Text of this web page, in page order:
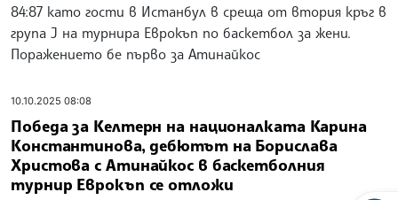
84:87 като гости в Истанбул в среща от втория кръг в
група J на турнира Еврокъп по баскетбол за жени.
Поражението бе първо за Атинайкос
10.10.2025 08:08
Победа за Келтерн на националката Карина
Константинова, дебютът на Борислава
Христова с Атинайкос в баскетболния
турнир Еврокъп се отложи